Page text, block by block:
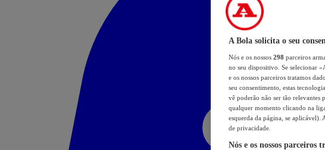
A Bola solicita o seu
Nós e os nossos 298 parceiros
no seu dispositivo. Se selecionar
e os nossos parceiros tratamos
seu consentimento, estas
vê poderão não ser tão relevantes
qualquer momento clicando na
esquerda da página, se aplicável).
de privacidade.
Nós e os nossos parceiros